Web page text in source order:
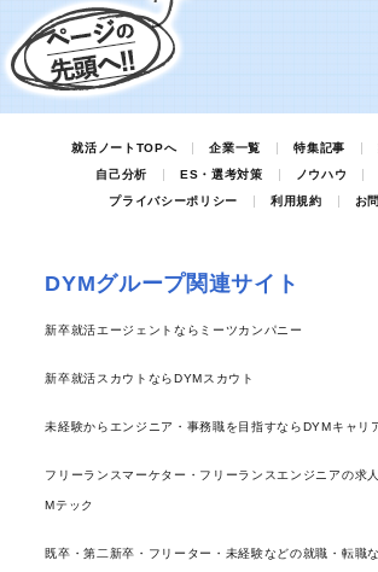
就活ノートTOPへ 企業一覧 特集記事
自己分析
ES・選考対策 ノウハウ
プライバシーポリシー
利用規約 お
DYMグループ関連サイト
新卒就活エージェントならミーツカンパニー
新卒就活スカウトならDYMスカウト
未経験からエンジニア・事務職を目指すならDYMキャリ
フリーランスマーケター・フリーランスエンジニアの求
Mテック
既卒・第二新卒・フリーター・未経験などの就職・転職